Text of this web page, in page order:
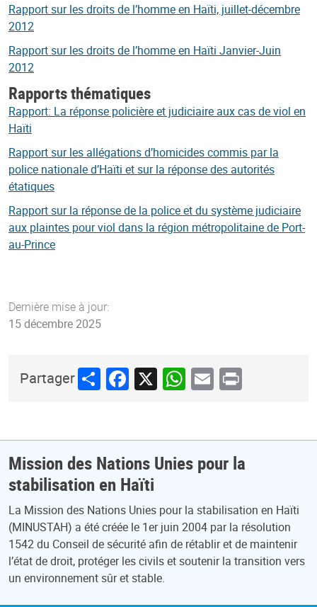
Rapport sur les droits de l’homme en Haïti, juillet-décembre
2012
Rapport sur les droits de l’homme en Haïti Janvier-Juin
2012
Rapports thématiques
Rapport: La réponse policière et judiciaire aux cas de viol en
Haïti
Rapport sur les allégations d’homicides commis par la
police nationale d’Haïti et sur la réponse des autorités
étatiques
Rapport sur la réponse de la police et du système judiciaire
aux plaintes pour viol dans la région métropolitaine de Port-
au-Prince
Dernière mise à jour:
15 décembre 2025
PartagerShareFacebook
X WhatsApp
Email
Print
Mission des Nations Unies pour la
stabilisation en Haïti
La Mission des Nations Unies pour la stabilisation en Haïti
(MINUSTAH) a été créée le 1er juin 2004 par la résolution
1542 du Conseil de sécurité afin de rétablir et de maintenir
l’état de droit, protéger les civils et soutenir la transition vers
un environnement sûr et stable.